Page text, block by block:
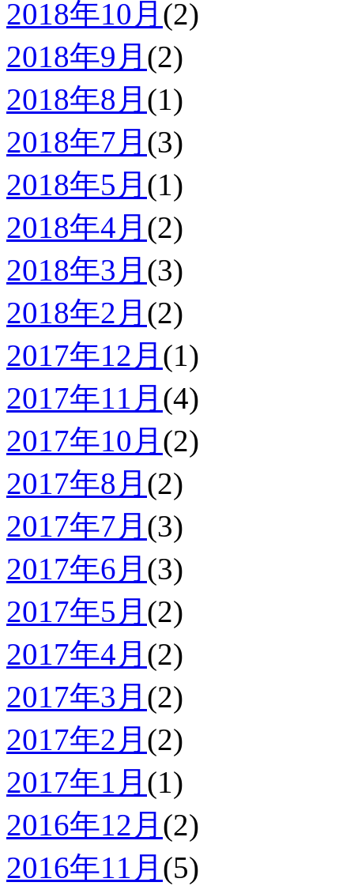
2018年10月 (2)
2018年9月 (2)
2018年8月 (1)
2018年7月 (3)
2018年5月 (1)
2018年4月 (2)
2018年3月 (3)
2018年2月 (2)
2017年12月 (1)
2017年11月 (4)
2017年10月 (2)
2017年8月 (2)
2017年7月 (3)
2017年6月 (3)
2017年5月 (2)
2017年4月 (2)
2017年3月 (2)
2017年2月 (2)
2017年1月 (1)
2016年12月 (2)
2016年11月 (5)